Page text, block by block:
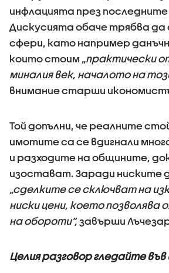
инфлацията през последните
Дискусията обаче трябва да
сфери, като например
които стоим „практически
миналия век, началото на
внимание старши
Той допълни, че реалните
имотите са се вдигнали
и разходите на общините,
изостават. Заради ниските
„сделките се сключват на
ниски цени, което позволява
на обороти”,завърши
Целия разговор гледайте